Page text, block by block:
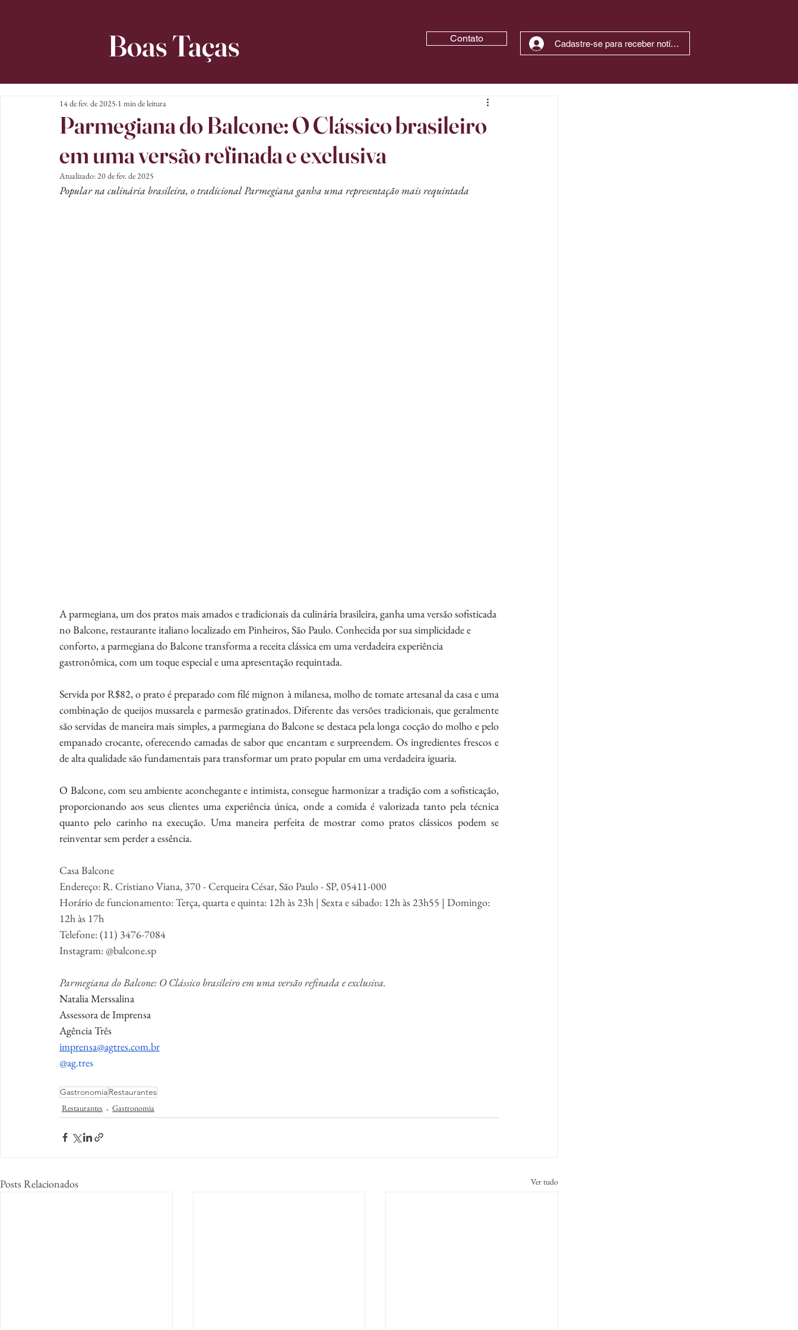
Boas Taças Contato Cadastre-se para receber notícias
Parmegiana do Balcone: O Clássico brasileiro
em uma versão refinada e exclusiva
14 de fev. de 2025 1 min de leitura
Atualizado:20 de fev. de 2025
Popular na culinária brasileira, o tradicional Parmegiana ganha uma representação mais requintada
A parmegiana, um dos pratos mais amados e tradicionais da culinária brasileira, ganha uma versão sofisticada
no Balcone, restaurante italiano localizado em Pinheiros, São Paulo. Conhecida por sua simplicidade e
conforto, a parmegiana do Balcone transforma a receita clássica em uma verdadeira experiência
gastronômica, com um toque especial e uma apresentação requintada.
Servida por R$82, o prato é preparado com filé mignon à milanesa, molho de tomate artesanal da casa e uma
combinação de queijos mussarela e parmesão gratinados. Diferente das versões tradicionais, que geralmente
são servidas de maneira mais simples, a parmegiana do Balcone se destaca pela longa cocção do molho e pelo
empanado crocante, oferecendo camadas de sabor que encantam e surpreendem. Os ingredientes frescos e
de alta qualidade são fundamentais para transformar um prato popular em uma verdadeira iguaria.
O Balcone, com seu ambiente aconchegante e intimista, consegue harmonizar a tradição com a sofisticação,
proporcionando aos seus clientes uma experiência única, onde a comida é valorizada tanto pela técnica
quanto pelo carinho na execução. Uma maneira perfeita de mostrar como pratos clássicos podem se
reinventar sem perder a essência.
Casa Balcone
Endereço: R. Cristiano Viana, 370 - Cerqueira César, São Paulo - SP, 05411-000
Horário de funcionamento: Terça, quarta e quinta: 12h às 23h | Sexta e sábado: 12h às 23h55 | Domingo:
12h às 17h
Telefone: (11) 3476-7084
Instagram: @balcone.sp
Parmegiana do Balcone: O Clássico brasileiro em uma versão refinada e exclusiva.
Natalia Merssalina
Assessora de Imprensa
Agência Três
imprensa@agtres.com.br
@ag.tres
GastronomiaRestaurantes
Restaurantes
Gastronomia
Posts Relacionados Ver tudo